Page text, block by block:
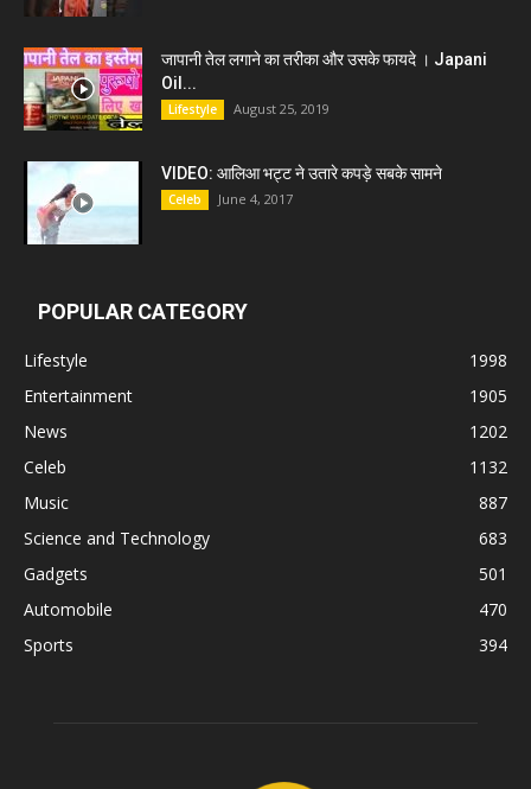
जापानी तेल लगाने का तरीका और उसके फायदे । Japani
Oil...
Lifestyle August 25, 2019
VIDEO: आलिआ भट्ट ने उतारे कपड़े सबके सामने
Celeb June 4, 2017
POPULAR CATEGORY
Lifestyle
1998
Entertainment
1905
News
1202
Celeb
1132
Music
887
Science and Technology
683
Gadgets
501
Automobile
470
Sports
394